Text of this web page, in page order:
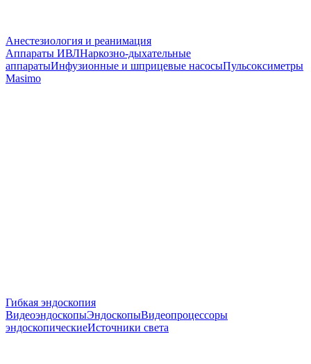
Анестезиология и реанимация
Аппараты ИВЛНаркозно-дыхательные
аппаратыИнфузионные и шприцевые насосыПульсоксиметры
Masimo
Гибкая эндоскопия
ВидеоэндоскопыЭндоскопыВидеопроцессоры
эндоскопическиеИсточники света